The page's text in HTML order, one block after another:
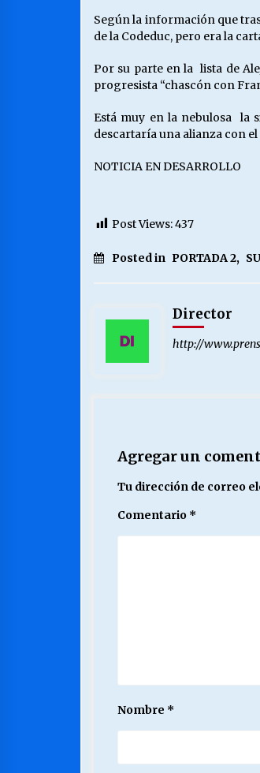
Según la información que
de la Codeduc, pero era la
Por su parte en la lista de
progresista “chascón con
Está muy en la nebulosa la
descartaría una alianza con
NOTICIA EN DESARROLLO
Post Views:437
Posted in PORTADA 2,
Director
http://
Agregar un
Tu dirección de correo
Comentario *
Nombre *